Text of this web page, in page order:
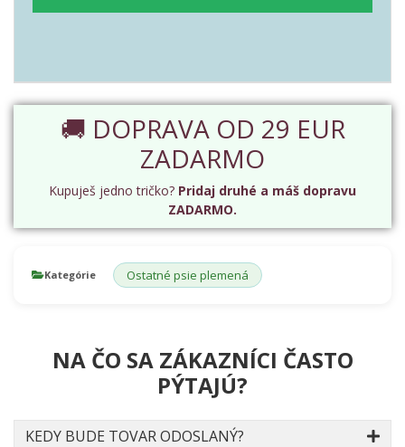
🚚 DOPRAVA OD 29 EUR
ZADARMO
Kupuješ jedno tričko? Pridaj druhé a máš dopravu
ZADARMO.
Kategórie Ostatné psie plemená
NA ČO SA ZÁKAZNÍCI ČASTO
PÝTAJÚ?
KEDY BUDE TOVAR ODOSLANÝ?